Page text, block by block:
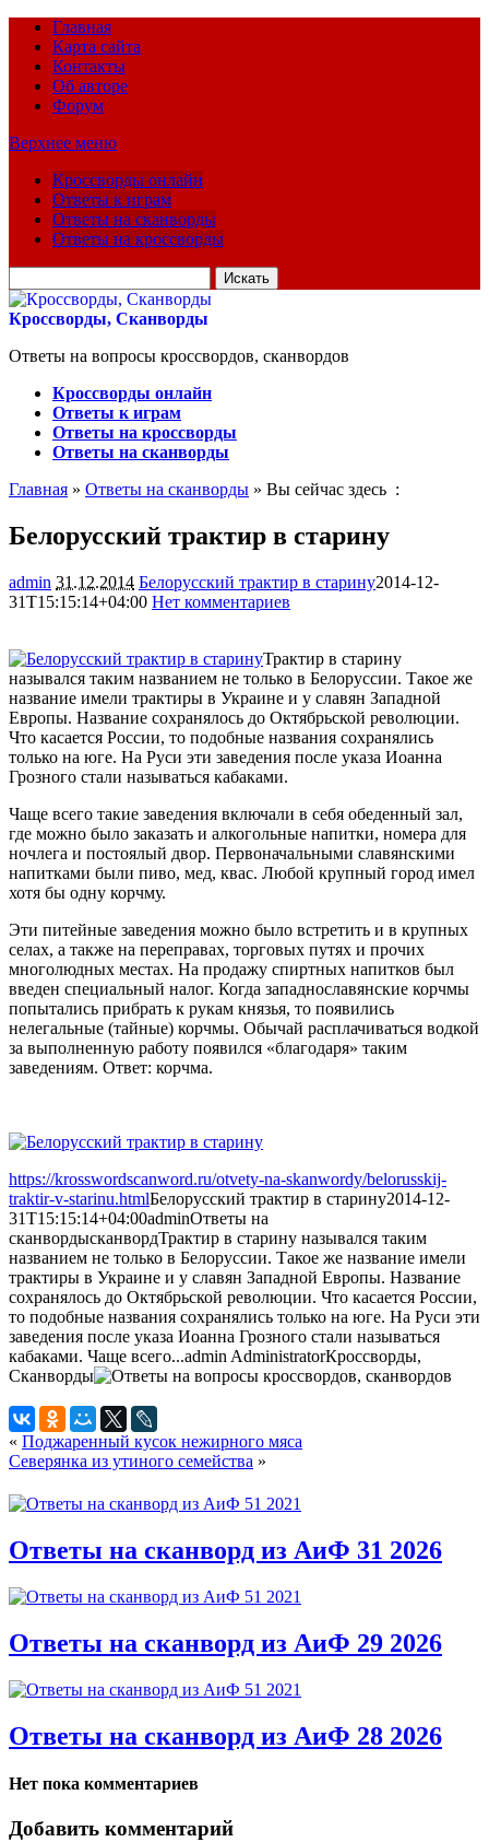
Главная
Карта сайта
Контакты
Об авторе
Форум
Верхнее меню
Кроссворды онлайн
Ответы к играм
Ответы на сканворды
Ответы на кроссворды
для:
Кроссворды, Сканворды
Ответы на вопросы кроссвордов, сканвордов
Кроссворды онлайн
Ответы к играм
Ответы на кроссворды
Ответы на сканворды
Главная » Ответы на сканворды » Вы сейчас здесь :
Белорусский трактир в старину
admin 31.12.2014 Белорусский трактир в старину2014-12-
31T15:15:14+04:00 Нет комментариев
Трактир в старину
назывался таким названием не только в Белоруссии. Такое же
название имели трактиры в Украине и у славян Западной
Европы. Название сохранялось до Октябрьской революции.
Что касается России, то подобные названия сохранялись
только на юге. На Руси эти заведения после указа Иоанна
Грозного стали называться кабаками.
Чаще всего такие заведения включали в себя обеденный зал,
где можно было заказать и алкогольные напитки, номера для
ночлега и постоялый двор. Первоначальными славянскими
напитками были пиво, мед, квас. Любой крупный город имел
хотя бы одну корчму.
Эти питейные заведения можно было встретить и в крупных
селах, а также на переправах, торговых путях и прочих
многолюдных местах. На продажу спиртных напитков был
введен специальный налог. Когда западнославянские корчмы
попытались прибрать к рукам князья, то появились
нелегальные (тайные) корчмы. Обычай расплачиваться водкой
за выполненную работу появился «благодаря» таким
заведениям. Ответ: корчма.
https://krosswordscanword.ru/otvety-na-skanwordy/belorusskij-
traktir-v-starinu.htmlБелорусский трактир в старину2014-12-
31T15:15:14+04:00adminОтветы на
сканвордысканвордТрактир в старину назывался таким
названием не только в Белоруссии. Такое же название имели
трактиры в Украине и у славян Западной Европы. Название
сохранялось до Октябрьской революции. Что касается России,
то подобные названия сохранялись только на юге. На Руси эти
заведения после указа Иоанна Грозного стали называться
кабаками. Чаще всего...admin AdministratorКроссворды,
Сканворды
« Поджаренный кусок нежирного мяса
Северянка из утиного семейства »
Ответы на сканворд из АиФ 31 2026
Ответы на сканворд из АиФ 29 2026
Ответы на сканворд из АиФ 28 2026
Нет пока комментариев
Добавить комментарий